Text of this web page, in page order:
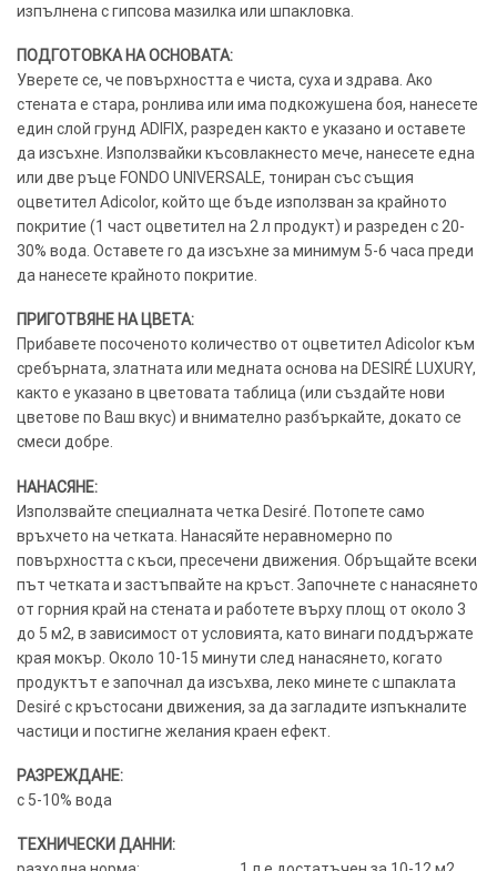
изпълнена с гипсова мазилка или шпакловка.
ПОДГОТОВКА НА ОСНОВАТА:
Уверете се, че повърхността е чиста, суха и здрава. Ако
стената е стара, ронлива или има подкожушена боя, нанесете
един слой грунд ADIFIX, разреден както е указано и оставете
да изсъхне. Използвайки късовлакнесто мече, нанесете една
или две ръце FONDO UNIVERSALE, тониран със същия
оцветител Adicolor, който ще бъде използван за крайното
покритие (1 част оцветител на 2 л продукт) и разреден с 20-
30% вода. Оставете го да изсъхне за минимум 5-6 часа преди
да нанесете крайното покритие.
ПРИГОТВЯНЕ НА ЦВЕТА:
Прибавете посоченото количество от оцветител Adicolor към
сребърната, златната или медната основа на DESIRÉ LUXURY,
както е указано в цветовата таблица (или създайте нови
цветове по Ваш вкус) и внимателно разбъркайте, докато се
смеси добре.
НАНАСЯНЕ:
Използвайте специалната четка Desiré. Потопете само
връхчето на четката. Нанасяйте неравномерно по
повърхността с къси, пресечени движения. Обръщайте всеки
път четката и застъпвайте на кръст. Започнете с нанасянето
от горния край на стената и работете върху площ от около 3
до 5 м2, в зависимост от условията, като винаги поддържате
края мокър. Около 10-15 минути след нанасянето, когато
продуктът е започнал да изсъхва, леко минете с шпаклата
Desiré с кръстосани движения, за да загладите изпъкналите
частици и постигне желания краен ефект.
РАЗРЕЖДАНЕ:
с 5-10% вода
ТЕХНИЧЕСКИ ДАННИ: